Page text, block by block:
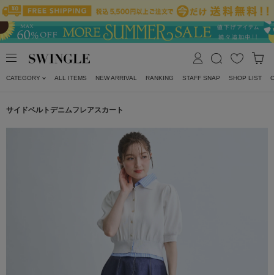
CATEGORY ALL ITEMS NEW ARRIVAL RANKING STAFF SNAP SHOP LIST
サイドベルトデニムフレアスカート